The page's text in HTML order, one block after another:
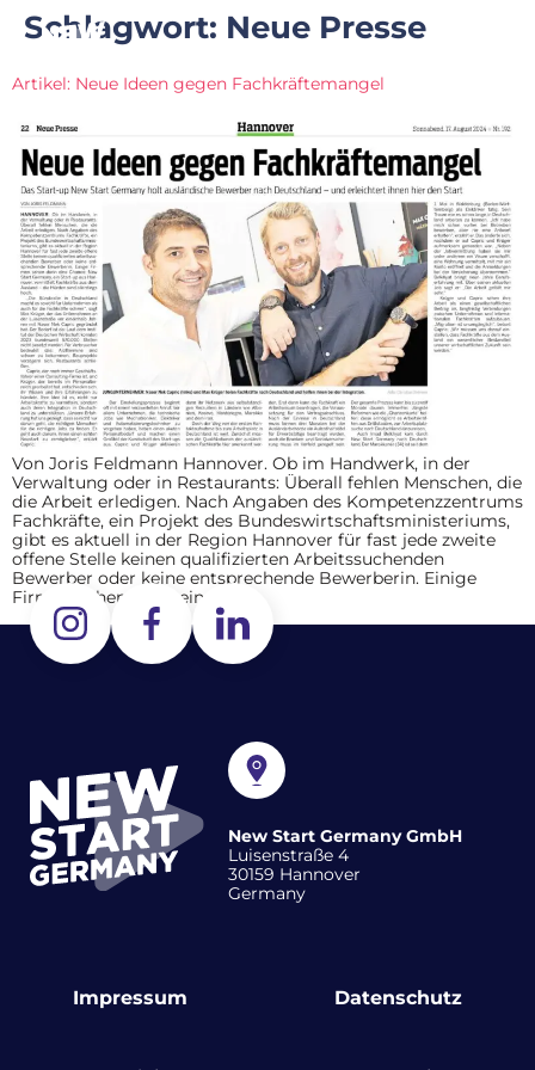
Schlagwort: Neue Presse
Artikel: Neue Ideen gegen Fachkräftemangel
Von Joris Feldmann Hannover. Ob im Handwerk, in der
Verwaltung oder in Restaurants: Überall fehlen Menschen, die
die Arbeit erledigen. Nach Angaben des Kompetenzzentrums
Fachkräfte, ein Projekt des Bundeswirtschaftsministeriums,
gibt es aktuell in der Region Hannover für fast jede zweite
offene Stelle keinen qualifizierten Arbeitssuchenden
Bewerber oder keine entsprechende Bewerberin. Einige
Firmen sehen darin eine […]
New Start Germany GmbH
Luisenstraße 4
30159 Hannover
Germany
Impressum Datenschutz